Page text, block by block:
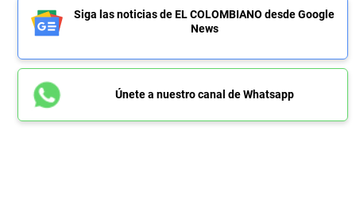
Siga las noticias de EL COLOMBIANO desde Google
News
Únete a nuestro canal de Whatsapp